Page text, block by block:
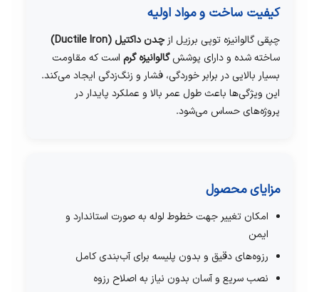
کیفیت ساخت و مواد اولیه
چپقی گالوانیزه توپی برزیل از چدن داکتیل (Ductile Iron)
ساخته شده و دارای پوششگالوانیزه گرماست که مقاومت
بسیار بالایی در برابر خوردگی، فشار و زنگ‌زدگی ایجاد می‌کند.
این ویژگی‌ها باعث طول عمر بالا و عملکرد پایدار در
پروژه‌های حساس می‌شود.
مزایای محصول
امکان تغییر جهت خطوط لوله به صورت استاندارد و
ایمن
رزوه‌های دقیق و بدون پلیسه برای آب‌بندی کامل
نصب سریع و آسان بدون نیاز به اصلاح رزوه